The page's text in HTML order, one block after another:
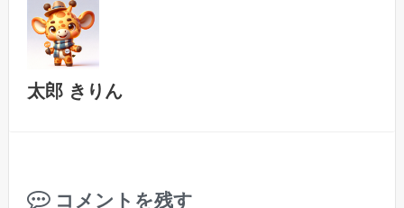
太郎 きりん
コメントを残す